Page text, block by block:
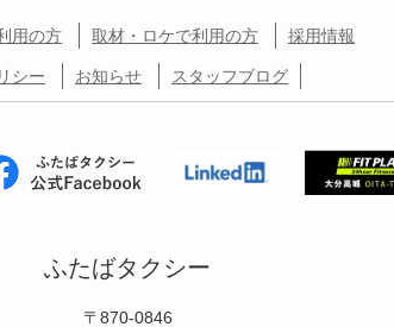
用の方 取材・ロケで利用の方 採用情報
シー お知らせ スタッフブログ
ふたばタクシー
〒870-0846